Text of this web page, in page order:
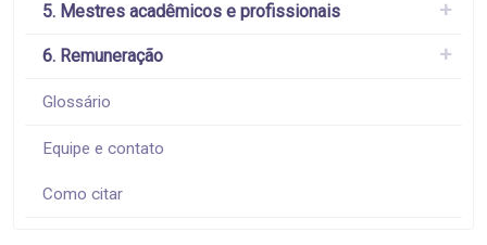
5. Mestres acadêmicos e profissionais
6. Remuneração
Glossário
Equipe e contato
Como citar